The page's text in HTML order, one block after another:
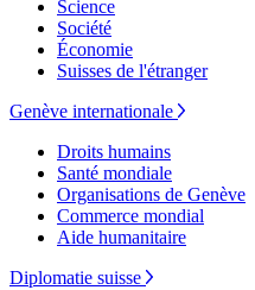
Science
Société
Économie
Suisses de l'étranger
Genève internationale
Droits humains
Santé mondiale
Organisations de Genève
Commerce mondial
Aide humanitaire
Diplomatie suisse